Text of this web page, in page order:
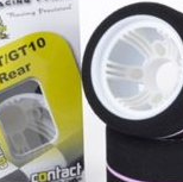
in
Spugna
quantità